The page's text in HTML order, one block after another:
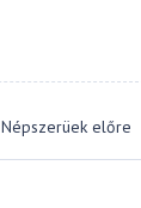
Népszerüek előre